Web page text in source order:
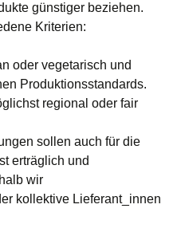
günstiger beziehen.
Kriterien:
oder vegetarisch und
Produktionsstandards.
regional oder fair
sollen auch für die
erträglich und
wir
kollektive Lieferant_innen